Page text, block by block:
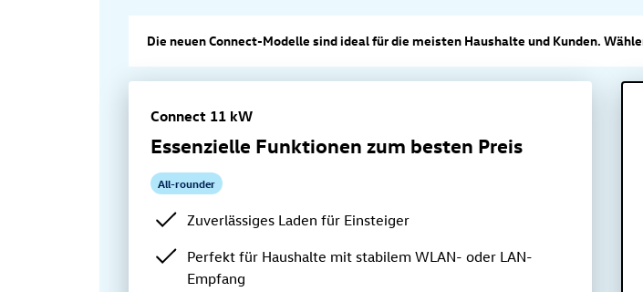
Die neuen Connect-Modelle sind ideal für die meisten Haushalte und Kunden.
Connect 11 kW
Essenzielle Funktionen zum besten Preis
All-rounder
Zuverlässiges Laden für Einsteiger
Perfekt für Haushalte mit stabilem WLAN- oder LAN-
Empfang